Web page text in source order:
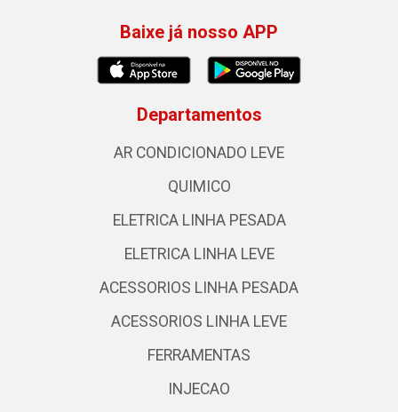
Baixe já nosso APP
Departamentos
AR CONDICIONADO LEVE
QUIMICO
ELETRICA LINHA PESADA
ELETRICA LINHA LEVE
ACESSORIOS LINHA PESADA
ACESSORIOS LINHA LEVE
FERRAMENTAS
INJECAO